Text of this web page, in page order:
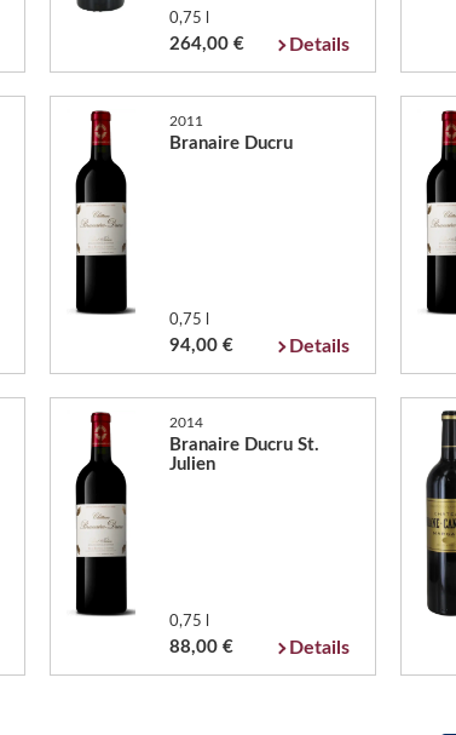
0,75 l
264,00 € Details
2011
Branaire Ducru
0,75 l
94,00 € Details
2014
Branaire Ducru St.
Julien
0,75 l
88,00 € Details